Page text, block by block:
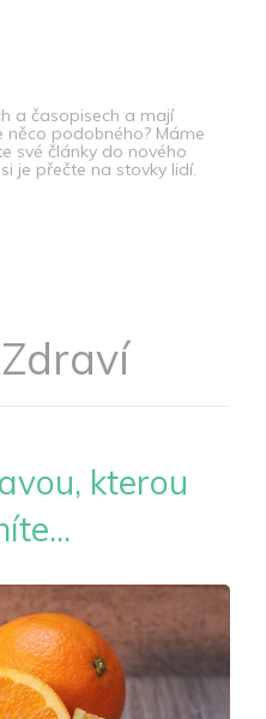
a časopisech a mají
něco podobného? Máme
své články do nového
je přečte na stovky lidí.
Zdraví
kterou